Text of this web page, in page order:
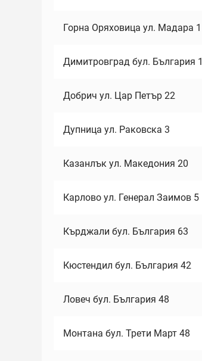
Горна Оряховица ул. Мадара 1
Димитровград бул. България 1
Добрич ул. Цар Петър 22
Дупница ул. Раковска 3
Казанлък ул. Македония 20
Карлово ул. Генерал Заимов 5
Кърджали бул. България 63
Кюстендил бул. България 42
Ловеч бул. България 48
Монтана бул. Трети Март 48